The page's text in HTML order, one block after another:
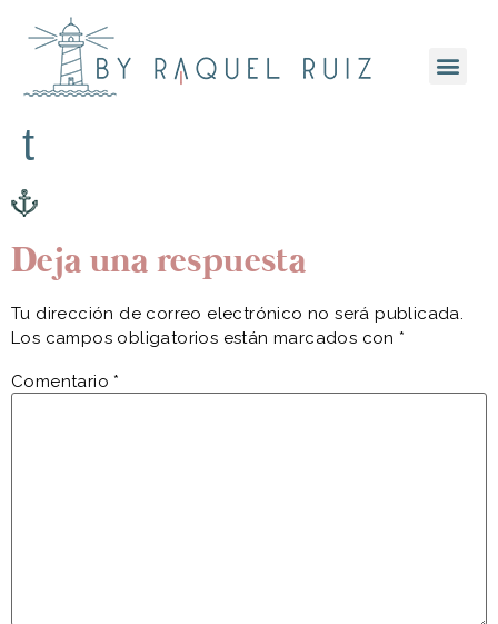
t
Deja una respuesta
Tu dirección de correo electrónico no será publicada.
Los campos obligatorios están marcados con *
Comentario *